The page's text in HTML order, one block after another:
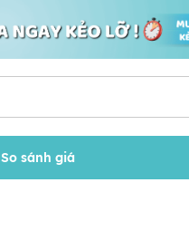
So sánh giá